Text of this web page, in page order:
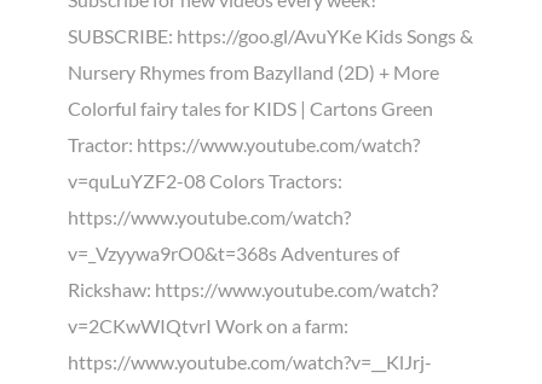
SUBSCRIBE: https://goo.gl/AvuYKe Kids Songs &
Nursery Rhymes from Bazylland (2D) + More
Colorful fairy tales for KIDS | Cartons Green
Tractor: https://www.youtube.com/watch?
v=quLuYZF2-08 Colors Tractors:
https://www.youtube.com/watch?
v=_Vzyywa9rO0&t=368s Adventures of
Rickshaw: https://www.youtube.com/watch?
v=2CKwWIQtvrI Work on a farm:
https://www.youtube.com/watch?v=__KlJrj-